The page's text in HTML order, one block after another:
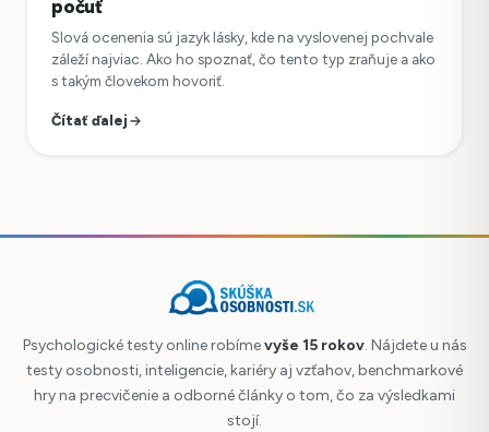
počuť
Slová ocenenia sú jazyk lásky, kde na vyslovenej pochvale
záleží najviac. Ako ho spoznať, čo tento typ zraňuje a ako
s takým človekom hovoriť.
Čítať ďalej
Psychologické testy online robímevyše 15 rokov. Nájdete u nás
testy osobnosti, inteligencie, kariéry aj vzťahov, benchmarkové
hry na precvičenie a odborné články o tom, čo za výsledkami
stojí.